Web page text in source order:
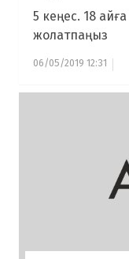
5 кеңес. 18
жолатпаңыз
06/05/2019 12:31